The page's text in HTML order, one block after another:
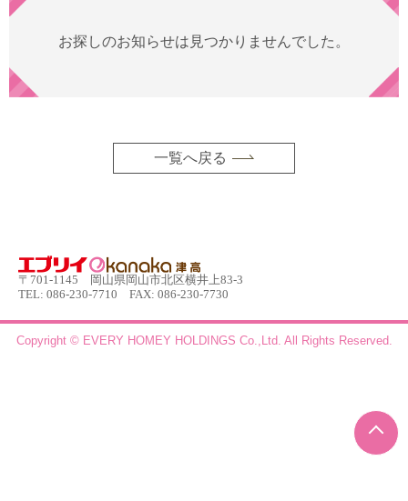
お探しのお知らせは見つかりませんでした。
一覧へ戻る
〒701-1145 岡山県岡山市北区横井上83-3
TEL: 086-230-7710 FAX: 086-230-7730
Copyright © EVERY HOMEY HOLDINGS Co.,Ltd. All Rights Reserved.